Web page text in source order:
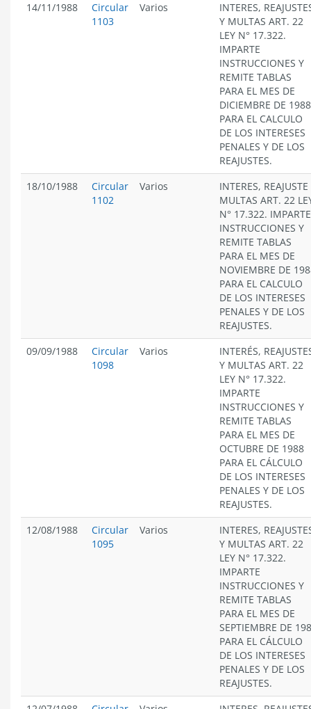
14/11/1988
Circular
1103
Varios
INTERES,
Y MULTAS ART. 22
LEY N° 17.322.
IMPARTE
INSTRUCCIONES Y
REMITE TABLAS
PARA EL MES DE
DICIEMBRE DE 1988
PARA EL CALCULO
DE LOS INTERESES
PENALES Y DE LOS
REAJUSTES.
18/10/1988
Circular
1102
Varios
INTERES, REAJUSTE
MULTAS ART. 22
N° 17.322. IMPARTE
INSTRUCCIONES Y
REMITE TABLAS
PARA EL MES DE
NOVIEMBRE DE
PARA EL CALCULO
DE LOS INTERESES
PENALES Y DE LOS
REAJUSTES.
09/09/1988
Circular
1098
Varios
INTERÉS,
Y MULTAS ART. 22
LEY N° 17.322.
IMPARTE
INSTRUCCIONES Y
REMITE TABLAS
PARA EL MES DE
OCTUBRE DE 1988
PARA EL CÁLCULO
DE LOS INTERESES
PENALES Y DE LOS
REAJUSTES.
12/08/1988
Circular
1095
Varios
INTERES,
Y MULTAS ART. 22
LEY N° 17.322.
IMPARTE
INSTRUCCIONES Y
REMITE TABLAS
PARA EL MES DE
SEPTIEMBRE DE
PARA EL CÁLCULO
DE LOS INTERESES
PENALES Y DE LOS
REAJUSTES.